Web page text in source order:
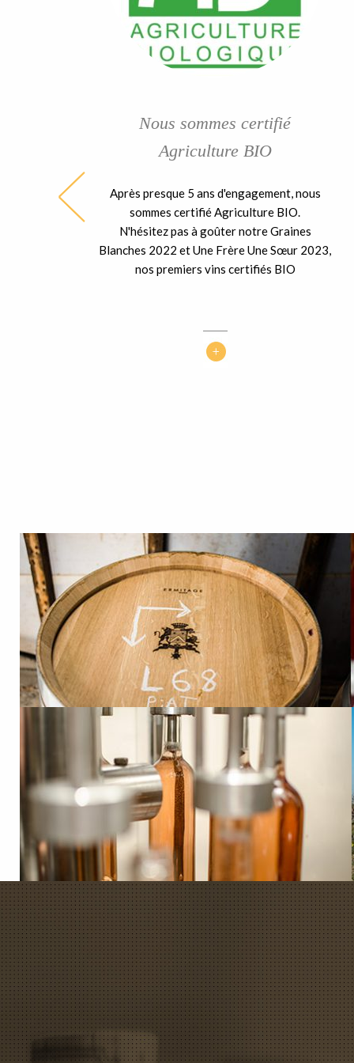
Nous sommes certifié
Agriculture BIO
Après presque 5 ans d'engagement, nous
sommes certifié Agriculture BIO.
N'hésitez pas à goûter notre Graines
Blanches 2022 et Une Frère Une Sœur 2023,
nos premiers vins certifiés BIO